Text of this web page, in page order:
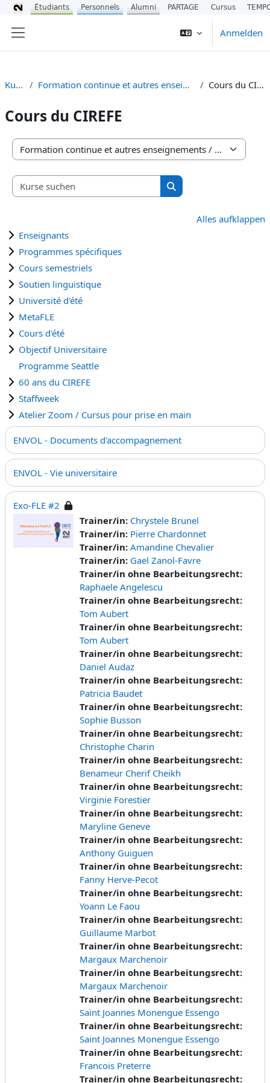
Anmelden
Kurse Formation continue et autres enseignements Cours du CIREFE
Cours du CIREFE
Kursbereiche
Kurse suchen
Kurse suchen
Alles aufklappen
Enseignants
Programmes spécifiques
Cours semestriels
Soutien linguistique
Université d'été
MetaFLE
Cours d'été
Objectif Universitaire
Programme Seattle
60 ans du CIREFE
Staffweek
Atelier Zoom / Cursus pour prise en main
ENVOL - Documents d'accompagnement
ENVOL - Vie universitaire
Exo-FLE #2
Trainer/in: Chrystele Brunel
Trainer/in: Pierre Chardonnet
Trainer/in: Amandine Chevalier
Trainer/in: Gael Zanol-Favre
Trainer/in ohne Bearbeitungsrecht:
Raphaele Angelescu
Trainer/in ohne Bearbeitungsrecht:
Tom Aubert
Trainer/in ohne Bearbeitungsrecht:
Tom Aubert
Trainer/in ohne Bearbeitungsrecht:
Daniel Audaz
Trainer/in ohne Bearbeitungsrecht:
Patricia Baudet
Trainer/in ohne Bearbeitungsrecht:
Sophie Busson
Trainer/in ohne Bearbeitungsrecht:
Christophe Charin
Trainer/in ohne Bearbeitungsrecht:
Benameur Cherif Cheikh
Trainer/in ohne Bearbeitungsrecht:
Virginie Forestier
Trainer/in ohne Bearbeitungsrecht:
Maryline Geneve
Trainer/in ohne Bearbeitungsrecht:
Anthony Guiguen
Trainer/in ohne Bearbeitungsrecht:
Fanny Herve-Pecot
Trainer/in ohne Bearbeitungsrecht:
Yoann Le Faou
Trainer/in ohne Bearbeitungsrecht:
Guillaume Marbot
Trainer/in ohne Bearbeitungsrecht:
Margaux Marchenoir
Trainer/in ohne Bearbeitungsrecht:
Margaux Marchenoir
Trainer/in ohne Bearbeitungsrecht:
Saint Joannes Monengue Essengo
Trainer/in ohne Bearbeitungsrecht:
Saint Joannes Monengue Essengo
Trainer/in ohne Bearbeitungsrecht:
Francois Preterre
Trainer/in ohne Bearbeitungsrecht:
Étudiants Personnels Alumni PARTAGE Cursus